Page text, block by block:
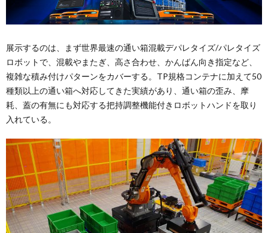
展示するのは、まず世界最速の通い箱混載デパレタイズ/パレタイズ
ロボットで、混載やまたぎ、高さ合わせ、かんばん向き指定など、
複雑な積み付けパターンをカバーする。TP規格コンテナに加えて50
種類以上の通い箱へ対応してきた実績があり、通い箱の歪み、摩
耗、蓋の有無にも対応する把持調整機能付きロボットハンドを取り
入れている。